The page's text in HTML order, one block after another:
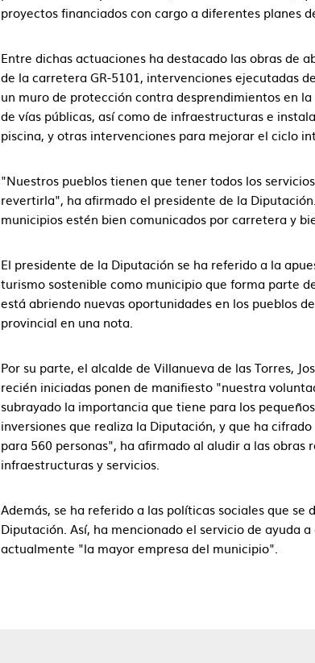
proyectos financiados con cargo a diferentes planes
Entre dichas actuaciones ha destacado las obras de
de la carretera GR-5101, intervenciones ejecutadas
un muro de protección contra desprendimientos en
de vías públicas, así como de infraestructuras e
piscina, y otras intervenciones para mejorar el ciclo
"Nuestros pueblos tienen que tener todos los
revertirla", ha afirmado el presidente de la
municipios estén bien comunicados por carretera y
El presidente de la Diputación se ha referido a la
turismo sostenible como municipio que forma parte
está abriendo nuevas oportunidades en los pueblos
provincial en una nota.
Por su parte, el alcalde de Villanueva de las Torres,
recién iniciadas ponen de manifiesto "nuestra
subrayado la importancia que tiene para los
inversiones que realiza la Diputación, y que ha
para 560 personas", ha afirmado al aludir a las
infraestructuras y servicios.
Además, se ha referido a las políticas sociales que
Diputación. Así, ha mencionado el servicio de ayuda
actualmente "la mayor empresa del municipio".